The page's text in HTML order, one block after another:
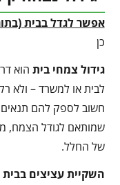
אפשר לגדל בבית
כן
גידול צמחי בית הוא
לבית או למשרד – ולא
חשוב לספק להם
שמותאם לגודל הצמח,
של החלל.
השקיית עציצים בבית